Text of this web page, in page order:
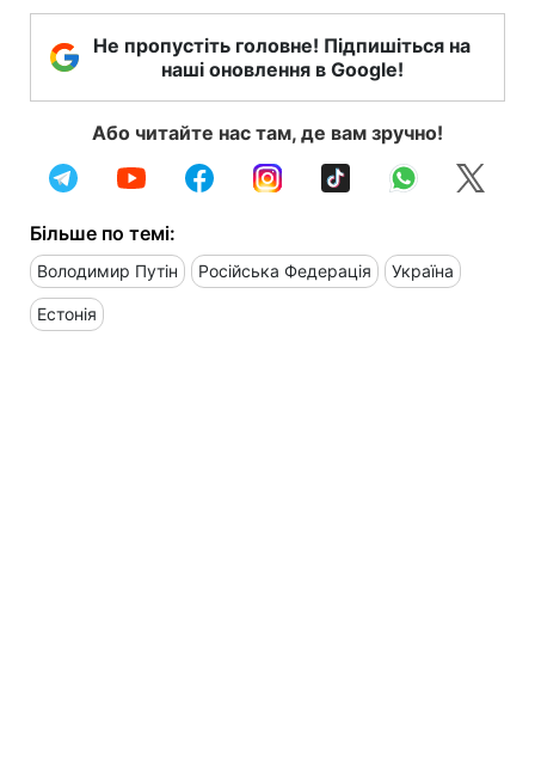
Не пропустіть головне! Підпишіться на
наші оновлення в Google!
Або читайте нас там, де вам зручно!
Більше по темі:
Володимир Путін Російська Федерація Україна
Естонія